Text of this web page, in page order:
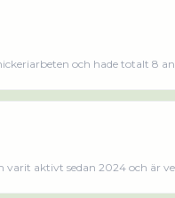
och hade totalt 8
varit aktivt sedan 2024 och är